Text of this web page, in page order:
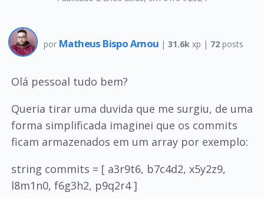
por Matheus Bispo Arnou | 31.6k xp | 72posts
Olá pessoal tudo bem?
Queria tirar uma duvida que me surgiu, de uma
forma simplificada imaginei que os commits
ficam armazenados em um array por exemplo:
string commits = [ a3r9t6, b7c4d2, x5y2z9,
l8m1n0, f6g3h2, p9q2r4 ]